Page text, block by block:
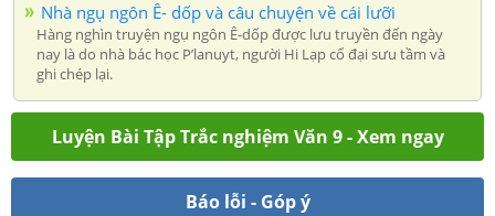
Nhà ngụ ngôn Ê- dốp và câu chuyện về cái lưỡi
Hàng nghìn truyện ngụ ngôn Ê-dốp được lưu truyền đến ngày
nay là do nhà bác học P’lanuyt, người Hi Lạp cổ đại sưu tầm và
ghi chép lại.
Luyện Bài Tập Trắc nghiệm Văn 9 - Xem ngay
Báo lỗi - Góp ý